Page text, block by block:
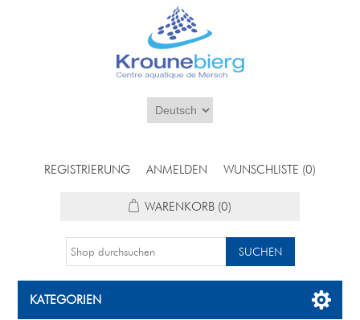
REGISTRIERUNG ANMELDEN WUNSCHLISTE (0)
WARENKORB (0)
KATEGORIEN